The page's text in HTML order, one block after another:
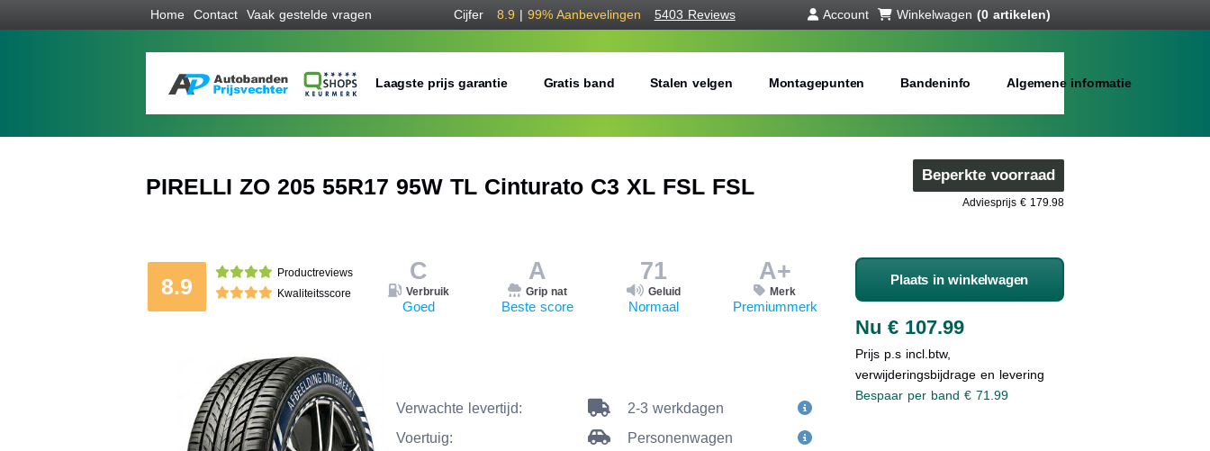
Home Contact Vaak gestelde vragen Cijfer 8.9 | 99% Aanbevelingen 5403 Reviews Account Winkelwagen (0 artikelen)
Laagste prijs garantie Gratis band Stalen velgen Montagepunten Bandeninfo Algemene informatie
PIRELLI ZO 205 55R17 95W TL Cinturato C3 XL FSL FSL Beperkte voorraad
Adviesprijs € 179.98
8.9
Productreviews
Kwaliteitsscore
C
Verbruik
Goed
A
Grip nat
Beste score
71
Geluid
Normaal
A+
Merk
Premiummerk
Verwachte levertijd:
2-3 werkdagen
Voertuig:
Personenwagen
Plaats in winkelwagen
Nu € 107.99
Prijs p.s incl.btw,
verwijderingsbijdrage en levering
Bespaar per band € 71.99